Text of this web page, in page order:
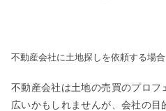
不動産会社に土地探しを依頼する場合
不動産会社は土地の売買のプロフ
広いかもしれませんが、会社の目